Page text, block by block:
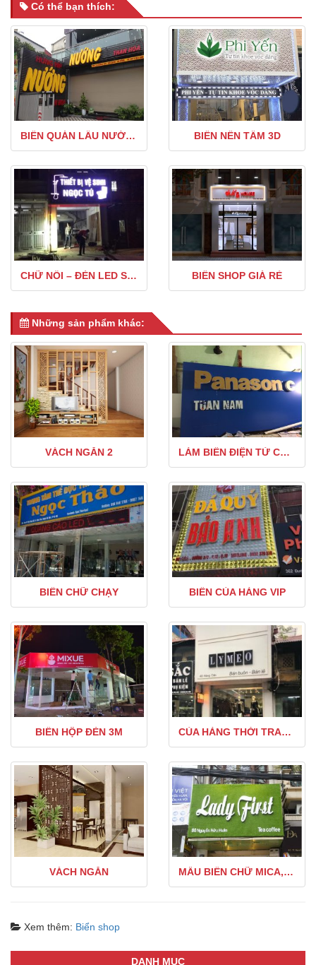
Có thể bạn thích:
BIỂN QUÁN LẨU NƯỚNG BIỂN NỀN TẤM 3D
CHỮ NỔI – ĐÈN LED SÁNG BIỂN SHOP GIÁ RẺ
Những sản phẩm khác:
VÁCH NGĂN 2 LÀM BIỂN ĐIỆN TỬ CHỮ CHẠY GIÁ RẺ
BIỂN CHỮ CHẠY BIỂN CỦA HÀNG VIP
BIỂN HỘP ĐÈN 3M CỦA HÀNG THỜI TRANG
VÁCH NGĂN MẪU BIỂN CHỮ MICA, NỀN CỎ
Xem thêm: Biển shop
DANH MỤC